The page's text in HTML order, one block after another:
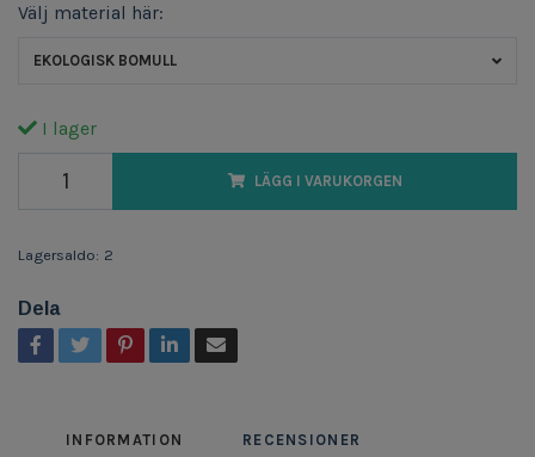
Välj material här:
EKOLOGISK BOMULL
I lager
LÄGG I VARUKORGEN
Lagersaldo: 2
Dela
INFORMATION RECENSIONER